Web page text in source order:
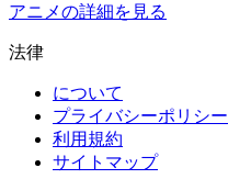
アニメの詳細を見る
法律
について
プライバシーポリシー
利用規約
サイトマップ